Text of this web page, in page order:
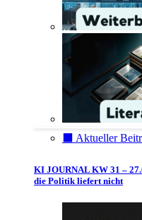
⬛️ Aktueller
KI JOURNAL KW 31 –
die Politik liefert nicht